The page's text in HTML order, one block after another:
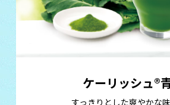
ケーリッシュ®
すっきりとした爽やかな